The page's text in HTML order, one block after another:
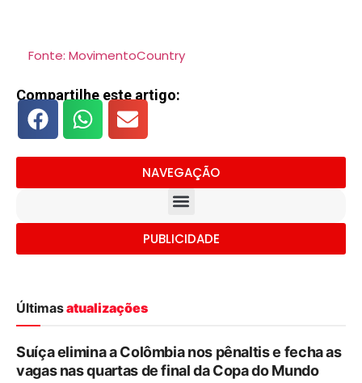
Fonte: MovimentoCountry
Compartilhe este artigo:
NAVEGAÇÃO
PUBLICIDADE
Últimasatualizações
Suíça elimina a Colômbia nos pênaltis e fecha as
vagas nas quartas de final da Copa do Mundo